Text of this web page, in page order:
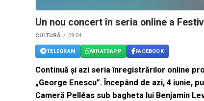
Un nou concert în seria online a
CULTURĂ 09:04
TELEGRAM WHATSAPP FACEBOOK
Continuă și azi seria înregistrărilor online
„George Enescu”. Începând de azi, 4
Cameră Pelléas sub bagheta lui Benjamin